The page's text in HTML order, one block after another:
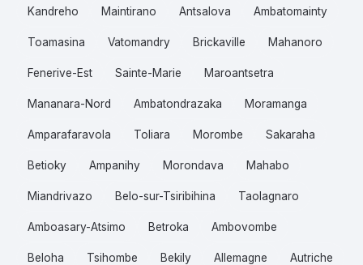
Kandreho Maintirano Antsalova Ambatomainty
Toamasina Vatomandry Brickaville Mahanoro
Fenerive-Est Sainte-Marie Maroantsetra
Mananara-Nord Ambatondrazaka Moramanga
Amparafaravola Toliara Morombe Sakaraha
Betioky Ampanihy Morondava Mahabo
Miandrivazo Belo-sur-Tsiribihina Taolagnaro
Amboasary-Atsimo Betroka Ambovombe
Beloha Tsihombe Bekily Allemagne Autriche